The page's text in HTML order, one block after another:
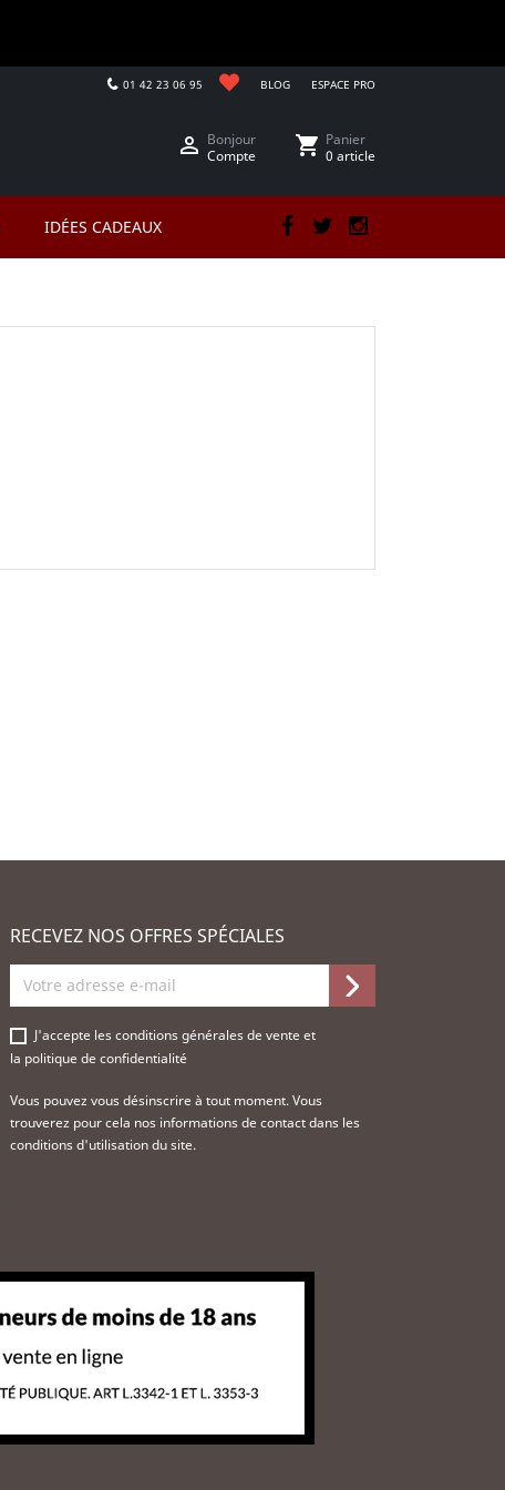
BLOG ESPACE PRO
01 42 23 06 95
shopping_cart Panier
0 article
 Bonjour
Compte
IDÉES CADEAUX Facebook
RECEVEZ NOS OFFRES SPÉCIALES
J'accepte lesconditions générales de vente et
la politique de confidentialité
Vous pouvez vous désinscrire à tout moment. Vous
trouverez pour cela nos informations de contact dans les
conditions d'utilisation du site.